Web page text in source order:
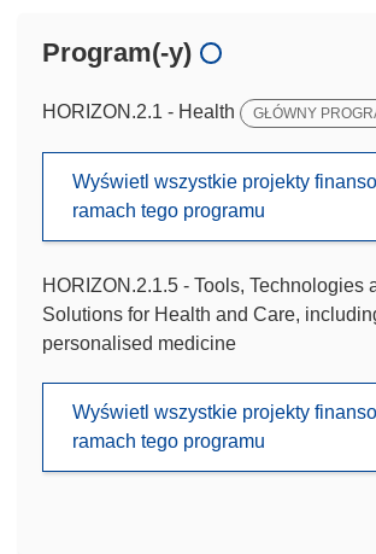
Program(-y)
HORIZON.2.1 - Health GŁÓWNY
Wyświetl wszystkie projekty
ramach tego programu
HORIZON.2.1.5 - Tools, Technologies
Solutions for Health and Care,
personalised medicine
Wyświetl wszystkie projekty
ramach tego programu